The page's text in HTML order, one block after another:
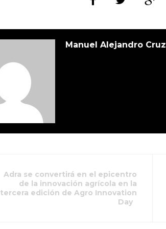
Manuel Alejandro Cruz
Adra se convertirá en el epicentro
de la innovación agrícola en la
tercera edición de Agro Innovation
Day